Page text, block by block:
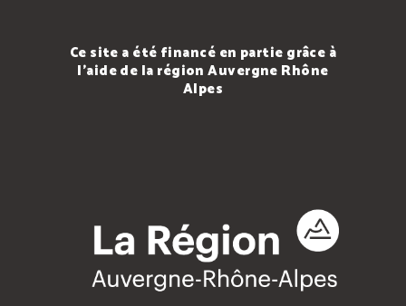
Ce site a été financé en partie grâce à
l'aide de la région Auvergne Rhône
Alpes